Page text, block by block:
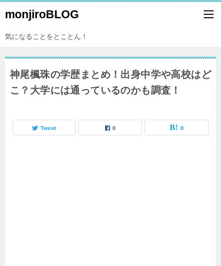
monjiroBLOG
気になることをとことん！
神尾楓珠の学歴まとめ！出身中学や高校はど
こ？大学には通っているのかも調査！
Tweet 0 0